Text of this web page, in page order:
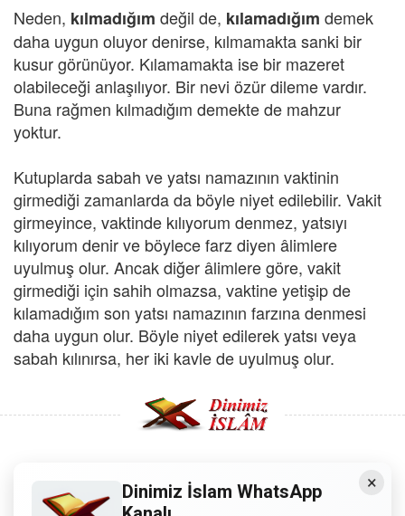
Neden, kılmadığım değil de, kılamadığım demek
daha uygun oluyor denirse, kılmamakta sanki bir
kusur görünüyor. Kılamamakta ise bir mazeret
olabileceği anlaşılıyor. Bir nevi özür dileme vardır.
Buna rağmen kılmadığım demekte de mahzur
yoktur.
Kutuplarda sabah ve yatsı namazının vaktinin
girmediği zamanlarda da böyle niyet edilebilir. Vakit
girmeyince, vaktinde kılıyorum denmez, yatsıyı
kılıyorum denir ve böylece farz diyen âlimlere
uyulmuş olur. Ancak diğer âlimlere göre, vakit
girmediği için sahih olmazsa, vaktine yetişip de
kılamadığım son yatsı namazının farzına denmesi
daha uygun olur. Böyle niyet edilerek yatsı veya
sabah kılınırsa, her iki kavle de uyulmuş olur.
Copyright © 2008 - Dinimiz İslam. Her Hakkı Saklıdır.×
Dinimiz İslam WhatsApp